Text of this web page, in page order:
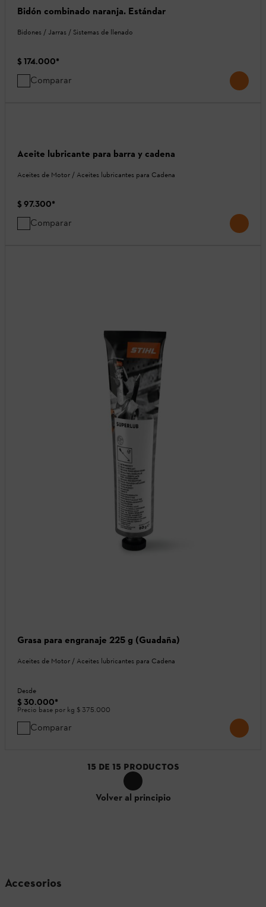
Bidón combinado naranja. Estándar
Bidones / Jarras / Sistemas de llenado
$ 174.000*
Comparar
Aceite lubricante para barra y cadena
Aceites de Motor / Aceites lubricantes para Cadena
$ 97.300*
Comparar
Grasa para engranaje 225 g (Guadaña)
Aceites de Motor / Aceites lubricantes para Cadena
Desde
$ 30.000*
Precio base por kg $ 375.000
Comparar
15 DE 15 PRODUCTOS
Volver al principio
Accesorios